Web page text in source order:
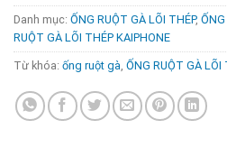
Danh mục: ỐNG RUỘT GÀ LÕI THÉP,
RUỘT GÀ LÕI THÉP KAIPHONE
Từ khóa: ống ruột gà, ỐNG RUỘT GÀ LÕI